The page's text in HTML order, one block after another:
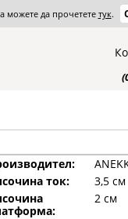
можете да прочетете тук.
ток:
3,5 см
2 см